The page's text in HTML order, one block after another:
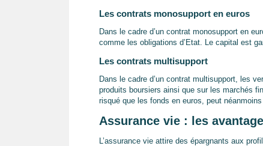
Les contrats monosupport en euros
Dans le cadre d’un contrat monosupport en
comme les obligations d’Etat. Le capital est
Les contrats multisupport
Dans le cadre d’un contrat multisupport, les
produits boursiers ainsi que sur les marchés
risqué que les fonds en euros, peut
Assurance vie : les
L’assurance vie attire des épargnants aux